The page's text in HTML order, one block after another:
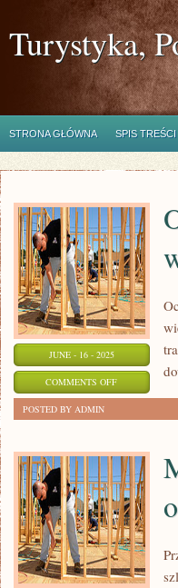
Turystyka,
STRONA GŁÓWNA SPIS TREŚCI
JUNE - 16 - 2025
COMMENTS OFFON
W
POLSCE:
CO
WARTO
WIEDZIEĆ
POSTED BY ADMIN